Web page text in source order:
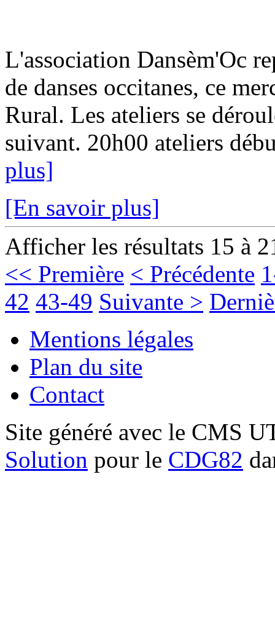
L'association Dansèm'Oc
de danses occitanes, ce
Rural. Les ateliers se
suivant. 20h00 ateliers
plus]
[En savoir plus]
Afficher les résultats 15 à
<< Première < Précédente
42 43-49 Suivante >
Mentions légales
Plan du site
Contact
Site généré avec le CMS
Solution pour le CDG82